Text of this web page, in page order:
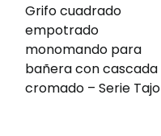
Grifo cuadrado
empotrado
monomando para
bañera con cascada
cromado – Serie Tajo